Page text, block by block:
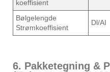
koeffisient
Bølgelengde
Strømkoeffisient
Dl/AI
6. Pakketegning &